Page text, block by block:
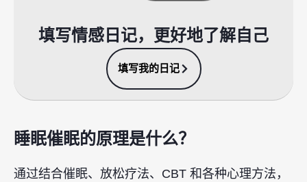
填写情感日记，更好地了解自己
填写我的日记
睡眠催眠的原理是什么？
通过结合催眠、放松疗法、CBT 和各种心理方法，